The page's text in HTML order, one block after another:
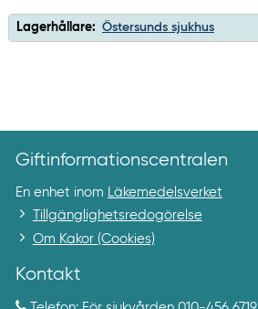
Lagerhållare: Östersunds sjukhus
Giftinformationscentralen
En enhet inom
Läkemedelsverket
Tillgänglighetsredogörelse
Om Kakor (Cookies)
Kontakt